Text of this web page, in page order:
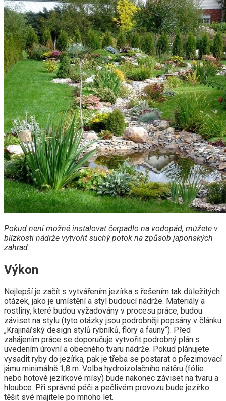
Pokud není možné instalovat čerpadlo na vodopád, můžete v
blízkosti nádrže vytvořit suchý potok na způsob japonských
zahrad.
Výkon
Nejlepší je začít s vytvářením jezírka s řešením tak důležitých
otázek, jako je umístění a styl budoucí nádrže. Materiály a
rostliny, které budou vyžadovány v procesu práce, budou
záviset na stylu (tyto otázky jsou podrobněji popsány v článku
„Krajinářský design stylů rybníků, flóry a fauny“). Před
zahájením práce se doporučuje vytvořit podrobný plán s
uvedením úrovní a obecného tvaru nádrže. Pokud plánujete
vysadit ryby do jezírka, pak je třeba se postarat o přezimovací
jámu minimálně 1,8 m. Volba hydroizolačního nátěru (fólie
nebo hotové jezírkové mísy) bude nakonec záviset na tvaru a
hloubce. Při správné péči a pečlivém provozu bude jezírko
těšit své majitele po mnoho let.